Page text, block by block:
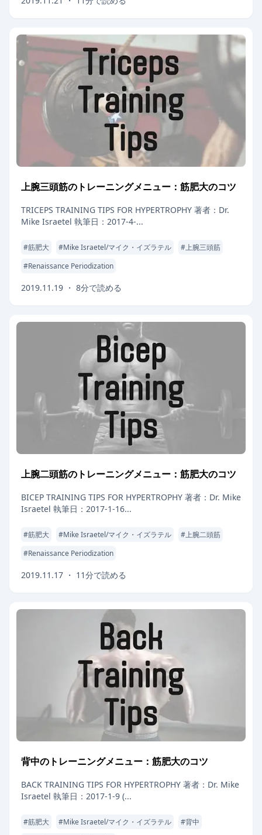
上腕三頭筋のトレーニングメニュー：筋肥大のコツ
TRICEPS TRAINING TIPS FOR HYPERTROPHY 著者：Dr.
Mike Israetel 執筆日：2017-4-...
#筋肥大 #Mike Israetel/マイク・イズラテル #上腕三頭筋
#Renaissance Periodization
2019.11.19 ・ 8分で読める
上腕二頭筋のトレーニングメニュー：筋肥大のコツ
BICEP TRAINING TIPS FOR HYPERTROPHY 著者：Dr. Mike
Israetel 執筆日：2017-1-16...
#筋肥大 #Mike Israetel/マイク・イズラテル #上腕二頭筋
#Renaissance Periodization
2019.11.17 ・ 11分で読める
背中のトレーニングメニュー：筋肥大のコツ
BACK TRAINING TIPS FOR HYPERTROPHY 著者：Dr. Mike
Israetel 執筆日：2017-1-9 (...
#筋肥大 #Mike Israetel/マイク・イズラテル #背中